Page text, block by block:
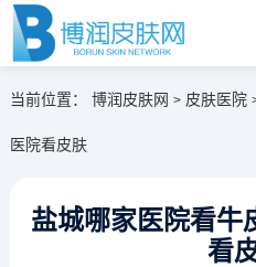
当前位置： 博润皮肤网 > 皮肤医院
医院看皮肤
盐城哪家医院看牛
看